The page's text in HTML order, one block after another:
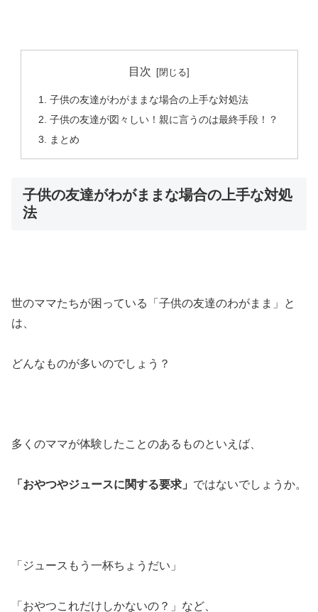
目次
子供の友達がわがままな場合の上手な対処法
子供の友達が図々しい！親に言うのは最終手段！？
まとめ
子供の友達がわがままな場合の上手な対処
法
世のママたちが困っている「子供の友達のわがまま」と
は、
どんなものが多いのでしょう？
多くのママが体験したことのあるものといえば、
「おやつやジュースに関する要求」 ではないでしょうか。
「ジュースもう一杯ちょうだい」
「おやつこれだけしかないの？」など、